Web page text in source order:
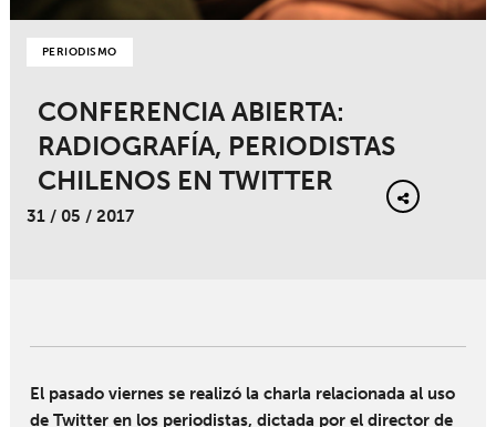
PERIODISMO
CONFERENCIA ABIERTA:
RADIOGRAFÍA, PERIODISTAS
CHILENOS EN TWITTER
31 / 05 / 2017
El pasado viernes se realizó la charla relacionada al uso
de Twitter en los periodistas, dictada por el director de